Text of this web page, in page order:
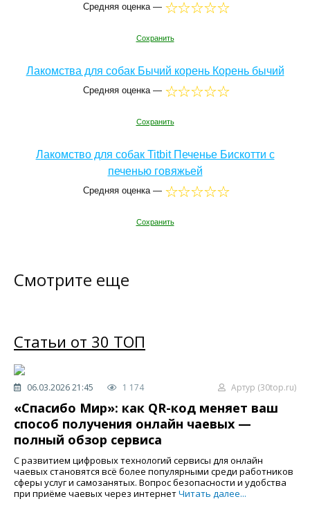
Средняя оценка —
Сохранить
Лакомства для собак Бычий корень Корень бычий
Средняя оценка —
Сохранить
Лакомство для собак Titbit Печенье Бискотти с
печенью говяжьей
Средняя оценка —
Сохранить
Смотрите еще
Статьи от 30 ТОП
06.03.2026 21:45 1 174 Артур (30top.ru)
«Спасибо Мир»: как QR-код меняет ваш
способ получения онлайн чаевых —
полный обзор сервиса
С развитием цифровых технологий сервисы для онлайн
чаевых становятся всё более популярными среди работников
сферы услуг и самозанятых. Вопрос безопасности и удобства
при приёме чаевых через интернетЧитать далее...